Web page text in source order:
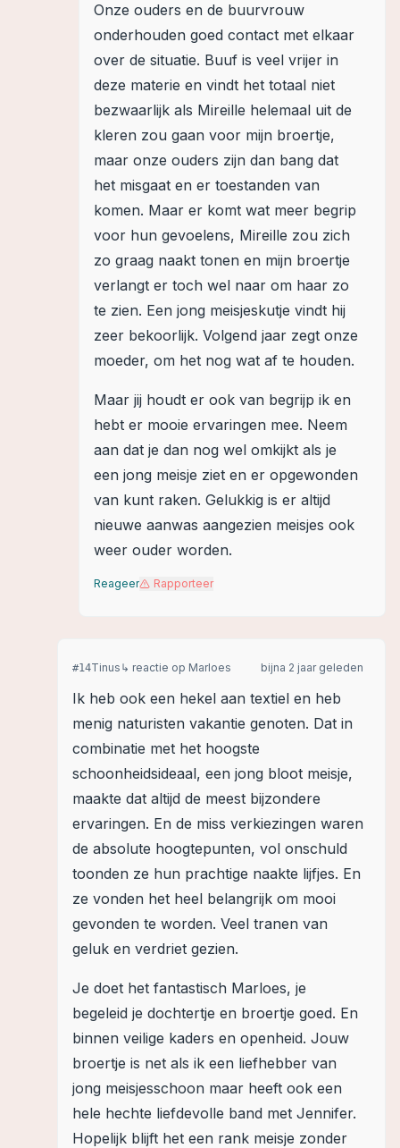
Onze ouders en de buurvrouw
onderhouden goed contact met elkaar
over de situatie. Buuf is veel vrijer in
deze materie en vindt het totaal niet
bezwaarlijk als Mireille helemaal uit de
kleren zou gaan voor mijn broertje,
maar onze ouders zijn dan bang dat
het misgaat en er toestanden van
komen. Maar er komt wat meer begrip
voor hun gevoelens, Mireille zou zich
zo graag naakt tonen en mijn broertje
verlangt er toch wel naar om haar zo
te zien. Een jong meisjeskutje vindt hij
zeer bekoorlijk. Volgend jaar zegt onze
moeder, om het nog wat af te houden.
Maar jij houdt er ook van begrijp ik en
hebt er mooie ervaringen mee. Neem
aan dat je dan nog wel omkijkt als je
een jong meisje ziet en er opgewonden
van kunt raken. Gelukkig is er altijd
nieuwe aanwas aangezien meisjes ook
weer ouder worden.
Reageer Rapporteer
#14Tinus ↳ reactie op Marloes bijna 2 jaar geleden
Ik heb ook een hekel aan textiel en heb
menig naturisten vakantie genoten. Dat in
combinatie met het hoogste
schoonheidsideaal, een jong bloot meisje,
maakte dat altijd de meest bijzondere
ervaringen. En de miss verkiezingen waren
de absolute hoogtepunten, vol onschuld
toonden ze hun prachtige naakte lijfjes. En
ze vonden het heel belangrijk om mooi
gevonden te worden. Veel tranen van
geluk en verdriet gezien.
Je doet het fantastisch Marloes, je
begeleid je dochtertje en broertje goed. En
binnen veilige kaders en openheid. Jouw
broertje is net als ik een liefhebber van
jong meisjesschoon maar heeft ook een
hele hechte liefdevolle band met Jennifer.
Hopelijk blijft het een rank meisje zonder